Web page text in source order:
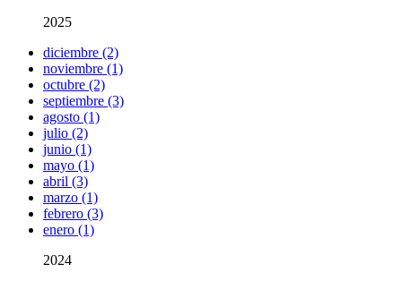
2025
diciembre (2)
noviembre (1)
octubre (2)
septiembre (3)
agosto (1)
julio (2)
junio (1)
mayo (1)
abril (3)
marzo (1)
febrero (3)
enero (1)
2024